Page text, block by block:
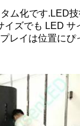
ム化です.LED
ズでも LED
レイは位置に